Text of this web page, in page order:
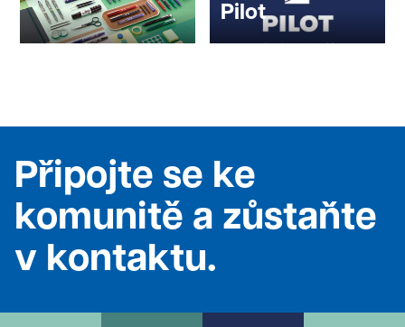
Pilot
Připojte se ke
komunitě a zůstaňte
v kontaktu.